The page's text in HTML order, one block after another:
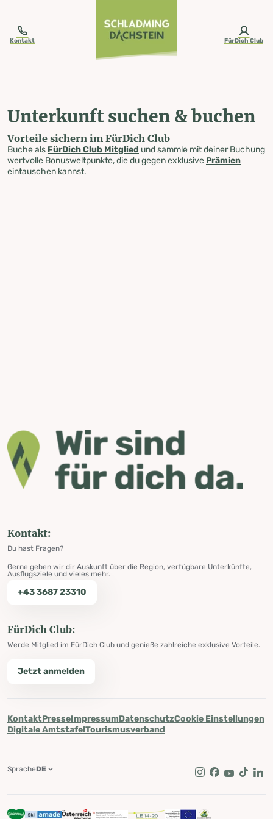
Kontakt FürDich Club
Unterkunft suchen & buchen
Vorteile sichern im FürDich Club
Buche als FürDich Club Mitglied und sammle mit deiner Buchung
wertvolle Bonusweltpunkte, die du gegen exklusive Prämien
eintauschen kannst.
Kontakt:
Du hast Fragen?
Gerne geben wir dir Auskunft über die Region, verfügbare Unterkünfte,
Ausflugsziele und vieles mehr.
+43 3687 23310
FürDich Club:
Werde Mitglied im FürDich Club und genieße zahlreiche exklusive Vorteile.
Jetzt anmelden
KontaktPresseImpressumDatenschutzCookie Einstellungen
Digitale AmtstafelTourismusverband
Instagram
Facebook
Youtube
Tik Tok
SpracheDE